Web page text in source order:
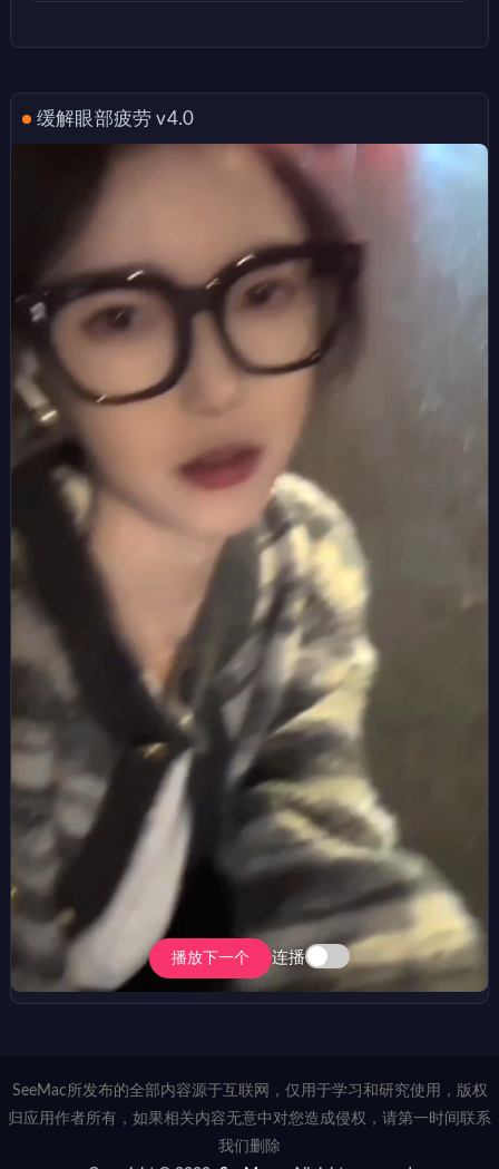
缓解眼部疲劳 v4.0
播放下一个 连播
SeeMac所发布的全部内容源于互联网，仅用于学习和研究使用，版权
归应用作者所有，如果相关内容无意中对您造成侵权，请第一时间联系
我们删除